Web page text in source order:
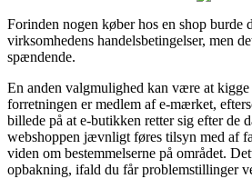
Forinden nogen køber hos en shop burde
virksomhedens handelsbetingelser, men
spændende.
En anden valgmulighed kan være at
forretningen er medlem af e-mærket,
billede på at e-butikken retter sig efter de
webshoppen jævnligt føres tilsyn med af
viden om bestemmelserne på området.
opbakning, ifald du får problemstillinger